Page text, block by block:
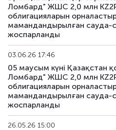
Ломбард" ЖШС 2,0 млн
облигацияларын
мамандандырылған сауда-
жоспарланды
03.06.26 17:46
05 маусым күні Қазақстан
Ломбард" ЖШС 2,0 млн
облигацияларын
мамандандырылған сауда-
жоспарланды
26.05.26 15:00